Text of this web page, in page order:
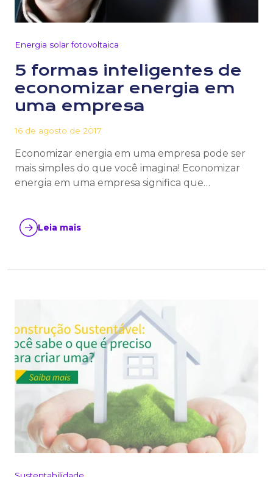
Energia solar fotovoltaica
5 formas inteligentes de
economizar energia em
uma empresa
16 de agosto de 2017
Economizar energia em uma empresa pode ser
mais simples do que você imagina! Economizar
energia em uma empresa significa que…
Leia mais